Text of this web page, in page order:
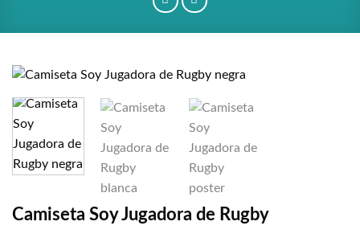
Camiseta Soy Jugadora de Rugby